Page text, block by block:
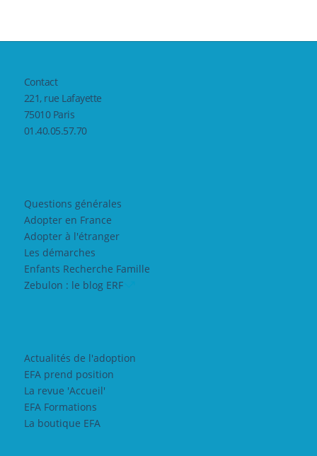
Contact
221, rue Lafayette
75010 Paris
01.40.05.57.70
Questions générales
Adopter en France
Adopter à l'étranger
Les démarches
Enfants Recherche Famille
Zebulon : le blog ERF
Actualités de l'adoption
EFA prend position
La revue 'Accueil'
EFA Formations
La boutique EFA